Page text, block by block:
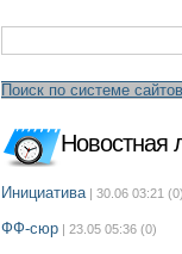
Поиск по системе сайтов
Новостная
Инициатива | 30.06 03:21 (0)
ФФ-сюр | 23.05 05:36 (0)